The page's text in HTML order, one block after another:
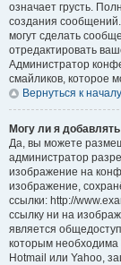
означает грусть.
создания сообщений.
могут сделать
отредактировать
Администратор
смайликов, которое
Вернуться к началу
Могу ли я
Да, вы можете
администратор
изображение на
изображение,
ссылки: http://
ссылку ни на
является
которым необходима
Hotmail или Yahoo,